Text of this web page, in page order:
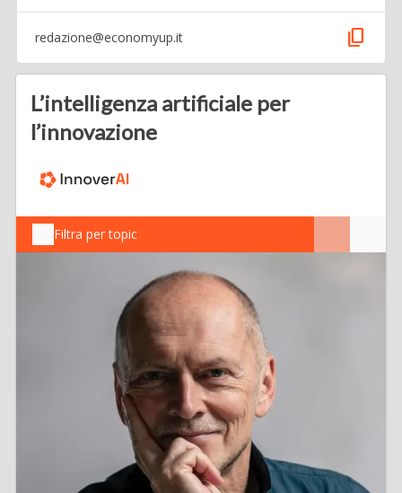
redazione@economyup.it content_copy
L’intelligenza artificiale per
l’innovazione
Filtra per topic